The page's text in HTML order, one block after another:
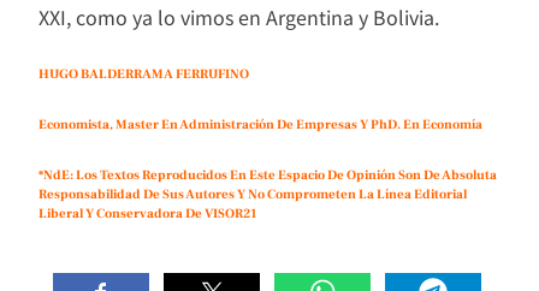
XXI, como ya lo vimos en Argentina y Bolivia.
HUGO BALDERRAMA FERRUFINO
Economista, Master En Administración De Empresas Y PhD. En Economía
*NdE: Los Textos Reproducidos En Este Espacio De Opinión Son De Absoluta
Responsabilidad De Sus Autores Y No Comprometen La Línea Editorial
Liberal Y Conservadora De VISOR21